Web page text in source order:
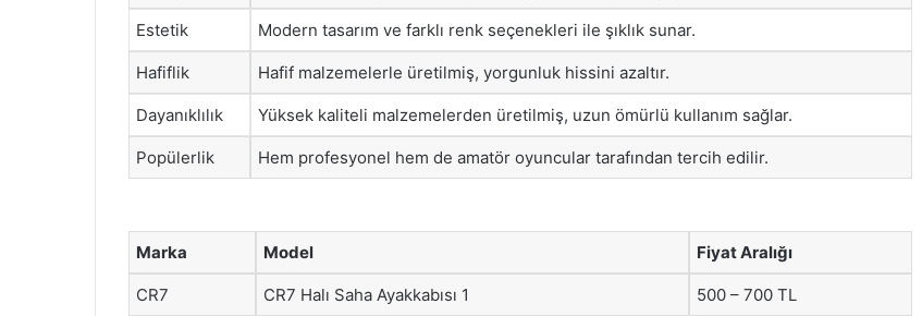
Estetik Modern tasarım ve farklı renk seçenekleri ile şıklık sunar.
Hafiflik Hafif malzemelerle üretilmiş, yorgunluk hissini azaltır.
Dayanıklılık Yüksek kaliteli malzemelerden üretilmiş, uzun ömürlü kullanım sağlar.
Popülerlik Hem profesyonel hem de amatör oyuncular tarafından tercih edilir.
Marka Model Fiyat Aralığı
CR7 CR7 Halı Saha Ayakkabısı 1 500 – 700 TL